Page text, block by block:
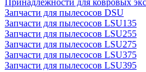
Принадлежности для ковровых
Запчасти для пылесосов DSU
Запчасти для пылесосов LSU135
Запчасти для пылесосов LSU255
Запчасти для пылесосов LSU275
Запчасти для пылесосов LSU375
Запчасти для пылесосов LSU395